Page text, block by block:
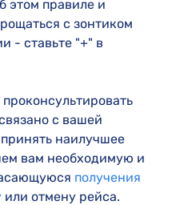
этом правиле и
с зонтиком
- ставьте "+" в
проконсультировать
с вашей
наилучшее
вам необходимую и
получения
или отмену рейса.